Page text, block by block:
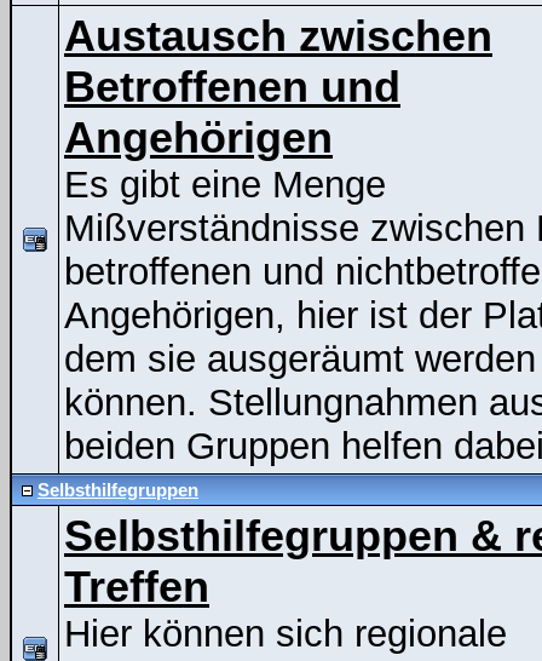
Austausch zwischen
Betroffenen und
Angehörigen
Es gibt eine Menge
Mißverständnisse zwischen
betroffenen und
Angehörigen, hier ist der
dem sie ausgeräumt werden
können. Stellungnahmen
beiden Gruppen helfen
Selbsthilfegruppen
Selbsthilfegruppen &
Treffen
Hier können sich regionale